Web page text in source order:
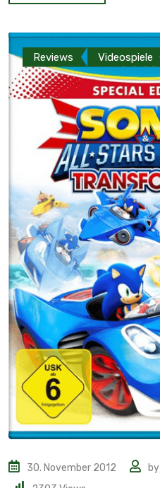
Reviews Videospiele
30. November 2012 by